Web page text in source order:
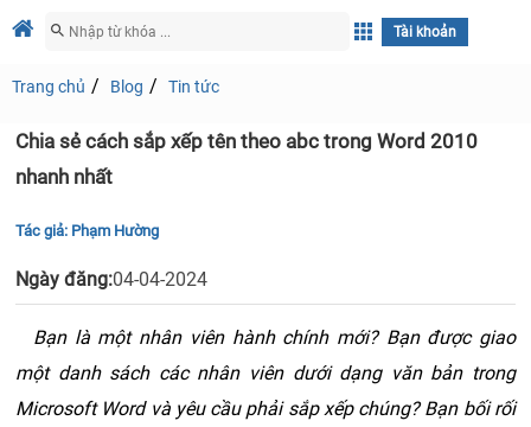
Tài khoản
Trang chủ Blog Tin tức
Chia sẻ cách sắp xếp tên theo abc trong Word 2010
nhanh nhất
Tác giả: Phạm Hường
Ngày đăng:04-04-2024
Bạn là một nhân viên hành chính mới? Bạn được giao
một danh sách các nhân viên dưới dạng văn bản trong
Microsoft Word và yêu cầu phải sắp xếp chúng? Bạn bối rối